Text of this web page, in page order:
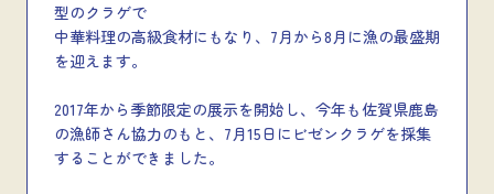
型のクラゲで
中華料理の高級食材にもなり、7月から8月に漁の最盛期
を迎えます。
2017年から季節限定の展示を開始し、今年も佐賀県鹿島
の漁師さん協力のもと、7月15日にビゼンクラゲを採集
することができました。